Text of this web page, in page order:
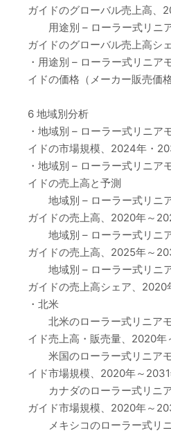
ガイドのグローバル売上高、
用途別 – ローラー式リニ
ガイドのグローバル売上高シ
・用途別 – ローラー式リニア
イドの価格（メーカー販売価
6 地域別分析
・地域別 – ローラー式リニア
イドの市場規模、2024年・
・地域別 – ローラー式リニア
イドの売上高と予測
地域別 – ローラー式リニ
ガイドの売上高、2020年～
地域別 – ローラー式リニ
ガイドの売上高、2025年～
地域別 – ローラー式リニ
ガイドの売上高シェア、2020
・北米
北米のローラー式リニア
イド売上高・販売量、2020年
米国のローラー式リニア
イド市場規模、2020年～
カナダのローラー式リニ
ガイド市場規模、2020年～
メキシコのローラー式リニ